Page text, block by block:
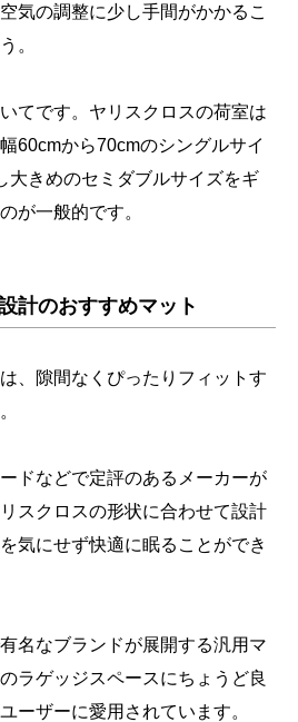
気の調整に少し手間がかかるこ
。
てです。ヤリスクロスの荷室は
60cmから70cmのシングルサイ
大きめのセミダブルサイズをギ
が一般的です。
計のおすすめマット
、隙間なくぴったりフィットす
ドなどで定評のあるメーカーが
スクロスの形状に合わせて設計
気にせず快適に眠ることができ
名なブランドが展開する汎用マ
ラゲッジスペースにちょうど良
ーザーに愛用されています。